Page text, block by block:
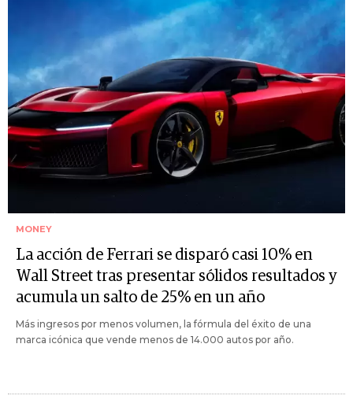
MONEY
La acción de Ferrari se disparó casi 10% en
Wall Street tras presentar sólidos resultados y
acumula un salto de 25% en un año
Más ingresos por menos volumen, la fórmula del éxito de una
marca icónica que vende menos de 14.000 autos por año.